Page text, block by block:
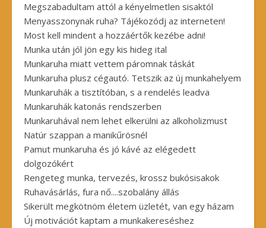
Megszabadultam attól a kényelmetlen sisaktól
Menyasszonynak ruha? Tájékozódj az interneten!
Most kell mindent a hozzáértők kezébe adni!
Munka után jól jön egy kis hideg ital
Munkaruha miatt vettem páromnak táskát
Munkaruha plusz cégautó. Tetszik az új munkahelyem
Munkaruhák a tisztítóban, s a rendelés leadva
Munkaruhák katonás rendszerben
Munkaruhával nem lehet elkerülni az alkoholizmust
Natúr szappan a manikűrösnél
Pamut munkaruha és jó kávé az elégedett
dolgozókért
Rengeteg munka, tervezés, krossz bukósisakok
Ruhavásárlás, fura nő....szobalány állás
Sikerült megkötnöm életem üzletét, van egy házam
Új motivációt kaptam a munkakereséshez